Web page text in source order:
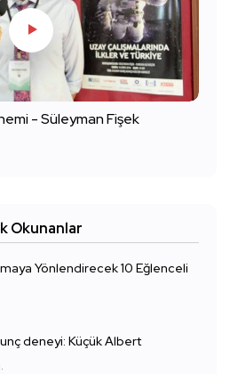
- Süleyman Fişek
Okunanlar
Yönlendirecek 10 Eğlenceli
deneyi: Küçük Albert